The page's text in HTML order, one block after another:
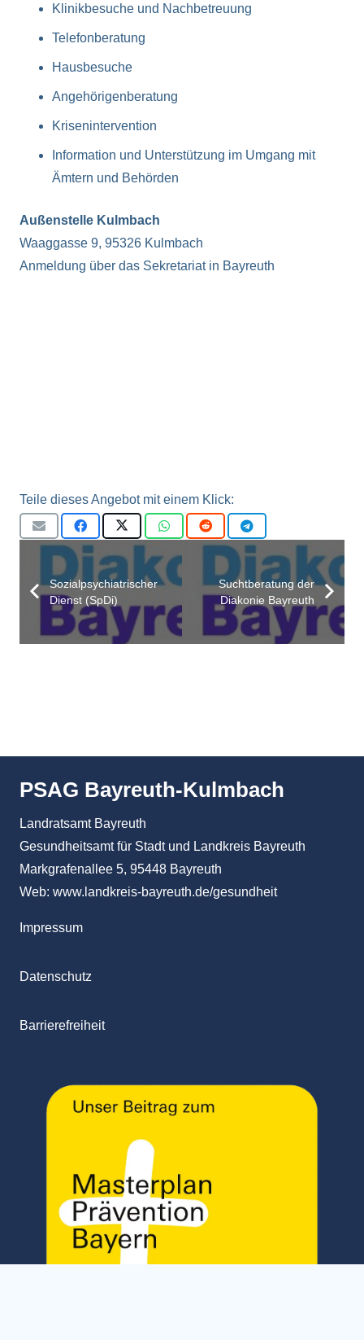
Klinikbesuche und Nachbetreuung
Telefonberatung
Hausbesuche
Angehörigenberatung
Krisenintervention
Information und Unterstützung im Umgang mit
Ämtern und Behörden
Außenstelle Kulmbach
Waaggasse 9, 95326 Kulmbach
Anmeldung über das Sekretariat in Bayreuth
Teile dieses Angebot mit einem Klick:
Sozialpsychiatrischer
Dienst (SpDi)
Suchtberatung der
Diakonie Bayreuth
PSAG Bayreuth-Kulmbach
Landratsamt Bayreuth
Gesundheitsamt für Stadt und Landkreis Bayreuth
Markgrafenallee 5, 95448 Bayreuth
Web: www.landkreis-bayreuth.de/gesundheit
Impressum
Datenschutz
Barrierefreiheit